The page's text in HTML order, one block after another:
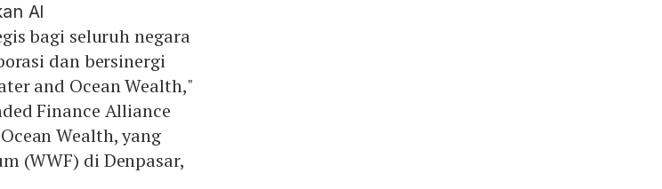
AI
bagi seluruh negara
dan bersinergi
and Ocean Wealth,"
Finance Alliance
Wealth, yang
(WWF) di Denpasar,